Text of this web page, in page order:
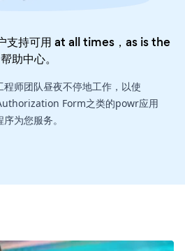
持可用 at all times，as is the
帮助中心。
程师团队昼夜不停地工作，以使
Form之类的powr应用
序为您服务。